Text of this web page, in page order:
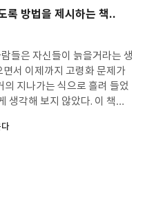
조그만 행복이 들어있다면
세상 이야기가 궁금해지는 다
바래본다..
는 절망앞에 서게 될것이
던 과거가 정말 편하게 살았다
전쟁 경험을
의 희생
사함을 느끼고 더욱더 잘 해
담기 힘들정도의 행동까지 하
저지른 원자포탄의 무서움을
록 방법을 제시하는 책..
가는 식으로 흘려 들었
해 보지 않았다. 이 책에
이 지긋한 어르신이 마을의
윤리가 땅바닥에 떨어질